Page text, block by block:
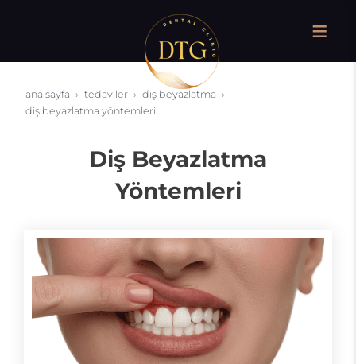
ana sayfa tedaviler
diş beyazlatma
diş beyazlatma yöntemleri
Diş Beyazlatma
Yöntemleri